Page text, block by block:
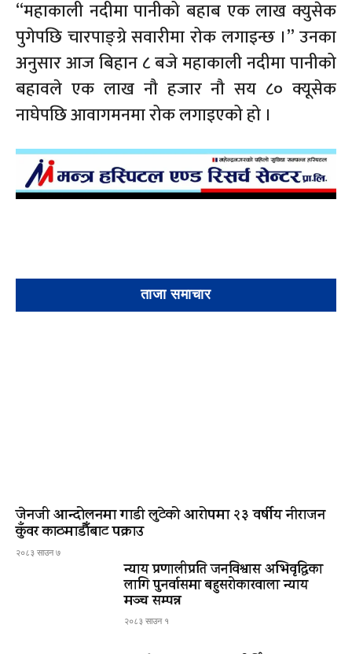
“महाकाली नदीमा पानीको बहाब एक लाख क्युसेक
पुगेपछि चारपाङ्ग्रे सवारीमा रोक लगाइन्छ ।” उनका
अनुसार आज बिहान ८ बजे महाकाली नदीमा पानीको
बहावले एक लाख नौ हजार नौ सय ८० क्यूसेक
नाघेपछि आवागमनमा रोक लगाइएको हो ।
ताजा समाचार
जेनजी आन्दोलनमा गाडी लुटेको आरोपमा २३ वर्षीय नीराजन
कुँवर काठमाडौँबाट पक्राउ
२०८३ साउन ७
न्याय प्रणालीप्रति जनविश्वास अभिवृद्धिका
लागि पुनर्वासमा बहुसरोकारवाला न्याय
मञ्च सम्पन्न
२०८३ साउन १